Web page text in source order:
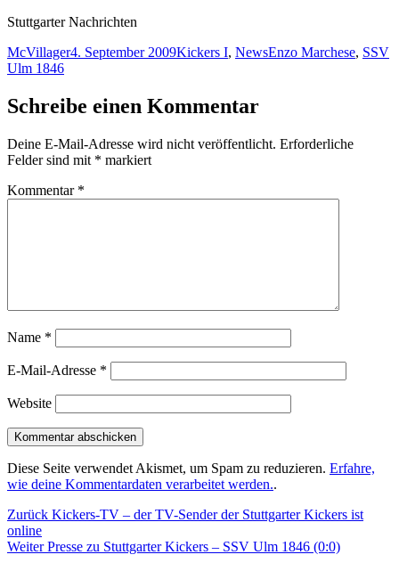
Stuttgarter Nachrichten
Autor
McVillagerVeröffentlicht
4. September 2009Kategorien
Kickers I, NewsSchlagwörter
Enzo Marchese, SSV
Ulm 1846
Schreibe einen Kommentar
Deine E-Mail-Adresse wird nicht veröffentlicht. Erforderliche
Felder sind mit * markiert
Kommentar *
Name *
E-Mail-Adresse *
Website
Diese Seite verwendet Akismet, um Spam zu reduzieren. Erfahre,
wie deine Kommentardaten verarbeitet werden..
Beitragsnavigation
Zurück Vorheriger
Kickers-TV – der TV-Sender der Stuttgarter Kickers ist
online
Weiter Nächster
Presse zu Stuttgarter Kickers – SSV Ulm 1846 (0:0)